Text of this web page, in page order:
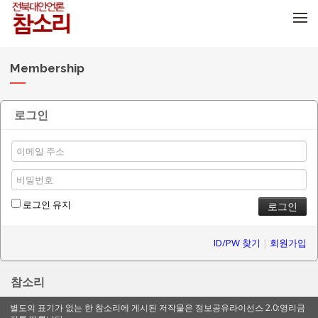
Membership
로그인
로그인 유지
ID/PW 찾기 | 회원가입
참소리
별도의 표기가 없는 한 참소리에 게시된 저작물은 정보공유라이선스 2.0:영리금